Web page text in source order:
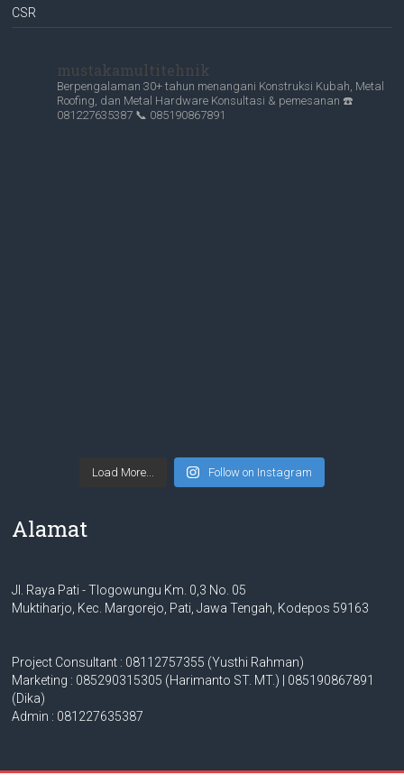
CSR
mustakamultitehnik
Berpengalaman 30+ tahun menangani Konstruksi Kubah, Metal
Roofing, dan Metal Hardware Konsultasi & pemesanan ☎️
081227635387 📞 085190867891
Load More... Follow on Instagram
Alamat
Jl. Raya Pati - Tlogowungu Km. 0,3 No. 05
Muktiharjo, Kec. Margorejo, Pati, Jawa Tengah, Kodepos 59163
Project Consultant : 08112757355 (Yusthi Rahman)
Marketing : 085290315305 (Harimanto ST. MT.) | 085190867891
(Dika)
Admin : 081227635387